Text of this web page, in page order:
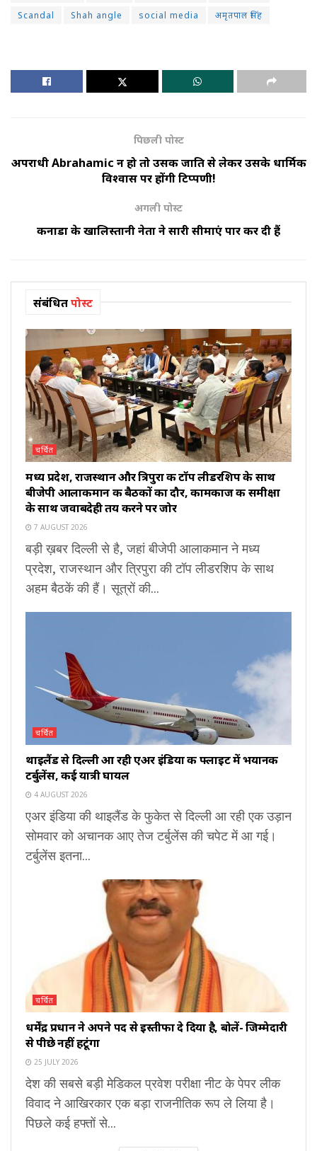
Scandal
Shah angle social media अमृतपाल सिंह
पिछली पोस्ट
अपराधी Abrahamic न हो तो उसकी जाति से लेकर उसके धार्मिक
विश्वास पर होंगी टिप्पणी!
अगली पोस्ट
कनाडा के खालिस्तानी नेता ने सारी सीमाएं पार कर दी हैं
संबंधितपोस्ट
चर्चित
मध्य प्रदेश, राजस्थान और त्रिपुरा की टॉप लीडरशिप के साथ
बीजेपी आलाकमान की बैठकों का दौर, कामकाज की समीक्षा
के साथ जवाबदेही तय करने पर जोर
7 AUGUST 2026
बड़ी ख़बर दिल्ली से है, जहां बीजेपी आलाकमान ने मध्य
प्रदेश, राजस्थान और त्रिपुरा की टॉप लीडरशिप के साथ
अहम बैठकें की हैं। सूत्रों की...
चर्चित
थाइलैंड से दिल्ली आ रही एअर इंडिया की फ्लाइट में भयानक
टर्बुलेंस, कई यात्री घायल
4 AUGUST 2026
एअर इंडिया की थाइलैंड के फुकेत से दिल्ली आ रही एक उड़ान
सोमवार को अचानक आए तेज टर्बुलेंस की चपेट में आ गई।
टर्बुलेंस इतना...
चर्चित
धर्मेंद्र प्रधान ने अपने पद से इस्तीफा दे दिया है, बोलें- जिम्मेदारी
से पीछे नहीं हटूंगा
25 JULY 2026
देश की सबसे बड़ी मेडिकल प्रवेश परीक्षा नीट के पेपर लीक
विवाद ने आखिरकार एक बड़ा राजनीतिक रूप ले लिया है।
पिछले कई हफ्तों से...